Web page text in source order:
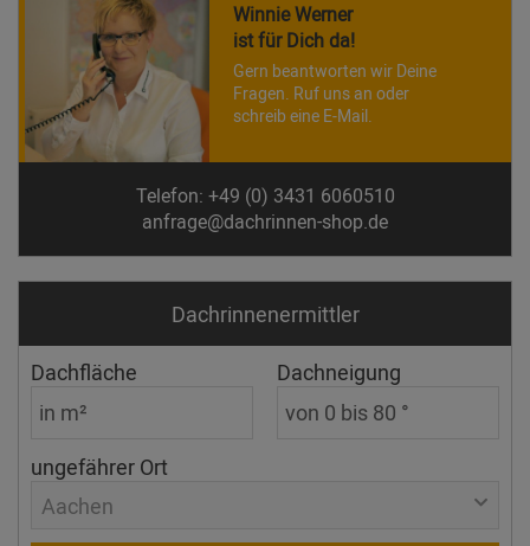
Winnie Werner
ist für Dich da!
Gern beantworten wir Deine
Fragen. Ruf uns an oder
schreib eine E-Mail.
Telefon: +49 (0) 3431 6060510
anfrage@dachrinnen-shop.de
Dachrinnen­ermittler
Dachfläche Dachneigung
ungefährer Ort
Aachen